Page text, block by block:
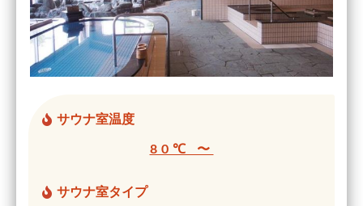
サウナ室温度
80℃ 〜
サウナ室タイプ